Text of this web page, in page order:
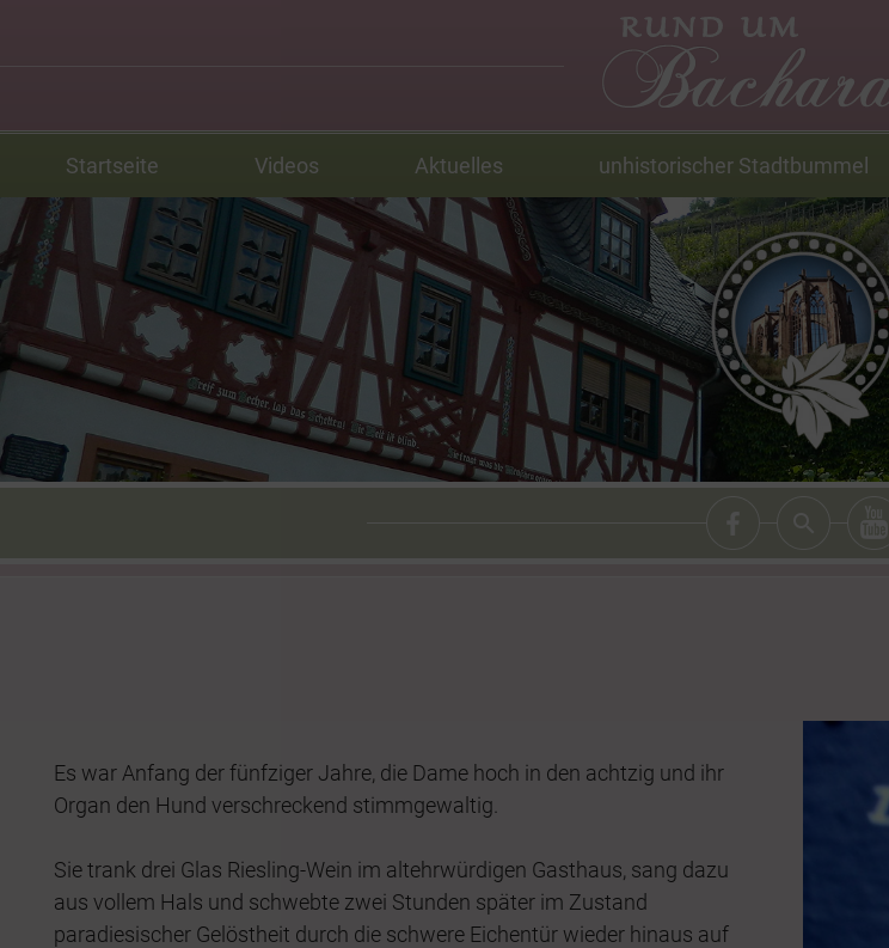
Startseite Videos Aktuelles unhistorischer Stadtbummel
Es war Anfang der fünfziger Jahre, die Dame hoch in den achtzig und ihr
Organ den Hund verschreckend stimmgewaltig.
Sie trank drei Glas Riesling-Wein im altehrwürdigen Gasthaus, sang dazu
aus vollem Hals und schwebte zwei Stunden später im Zustand
paradiesischer Gelöstheit durch die schwere Eichentür wieder hinaus auf